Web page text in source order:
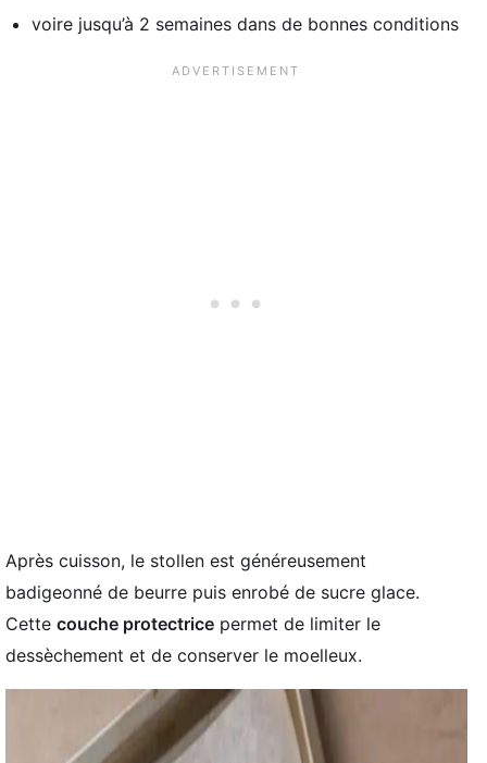
voire jusqu’à 2 semaines dans de bonnes conditions
Après cuisson, le stollen est généreusement
badigeonné de beurre puis enrobé de sucre glace.
Cette couche protectrice permet de limiter le
dessèchement et de conserver le moelleux.